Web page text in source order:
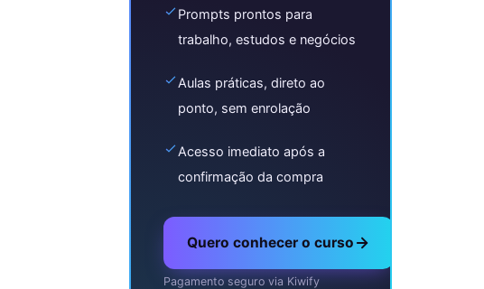
Prompts prontos para
trabalho, estudos e negócios
Aulas práticas, direto ao
ponto, sem enrolação
Acesso imediato após a
confirmação da compra
Quero conhecer o curso
Pagamento seguro via Kiwify